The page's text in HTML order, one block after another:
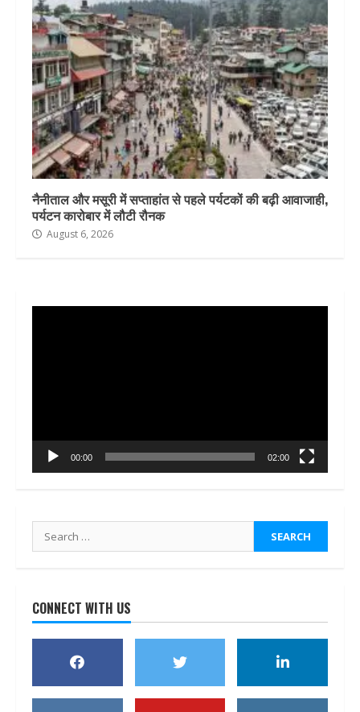
नैनीताल और मसूरी में सप्ताहांत से पहले पर्यटकों की बढ़ी आवाजाही,
पर्यटन कारोबार में लौटी रौनक
August 6, 2026
00:00 02:00
Search
for:
CONNECT WITH US